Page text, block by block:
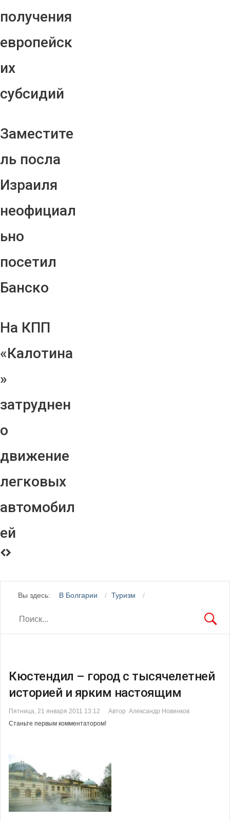
получения
европейск
их
субсидий
Заместите
ль посла
Израиля
неофициал
ьно
посетил
Банско
На КПП
«Калотина
»
затруднен
о
движение
легковых
автомобил
ей
Вы здесь: В Болгарии Туризм
Кюстендил – город с тысячелетней
историей и ярким настоящим
Пятница, 21 января 2011 13:12
Автор Александр Новинков
Станьте первым комментатором!